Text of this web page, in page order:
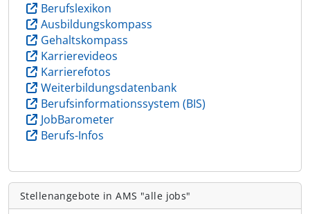
Berufslexikon
Ausbildungskompass
Gehaltskompass
Karrierevideos
Karrierefotos
Weiterbildungsdatenbank
Berufsinformationssystem (BIS)
JobBarometer
Berufs-Infos
Stellenangebote in AMS "alle jobs"